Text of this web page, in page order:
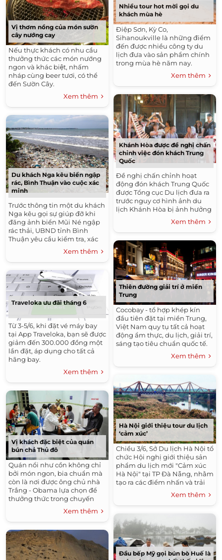
Vị thơm nồng của món sườn
cây nướng cay
Nếu thực khách có nhu cầu
thưởng thức các món nướng
ngon và khác biệt, nhấm
nháp cùng beer tươi, có thể
đến Sườn Cây.
Xem thêm
Du khách Nga kêu biển ngập
rác, Bình Thuận vào cuộc xác
minh
Trước thông tin một du khách
Nga kêu gọi sự giúp đỡ khi
đăng ảnh biển Mũi Né ngập
rác thải, UBND tỉnh Bình
Thuận yêu cầu kiểm tra, xác
minh, nếu có phải khẩn
Xem thêm
Traveloka ưu đãi tháng 6
Từ 3-5/6, khi đặt vé máy bay
tại App Traveloka, bạn sẽ được
giảm đến 300.000 đồng một
lần đặt, áp dụng cho tất cả
hãng bay.
Xem thêm
Vị khách đặc biệt của quán
bún chả Thủ đô
Quán nổi như cồn không chỉ
bởi món ngon, bia chuẩn mà
còn là nơi được ông chủ nhà
Trắng - Obama lựa chọn để
thưởng thức trong chuyến
công du Việt Nam mới đây.
Xem thêm
Nhiều tour hot mời gọi du
khách mùa hè
Điệp Sơn, Kỳ Co,
Sihanoukville là những điểm
đến được nhiều công ty du
lịch đưa vào sản phẩm chính
trong mùa hè năm nay.
Xem thêm
Khánh Hòa được đề nghị chấn
chỉnh việc đón khách Trung
Quốc
Đề nghị chấn chỉnh hoạt
động đón khách Trung Quốc
được Tổng cục Du lịch đưa ra
trước nguy cơ hình ảnh du
lịch Khánh Hòa bị ảnh hưởng
Xem thêm
Thiên đường giải trí ở miền
Trung
Cocobay - tổ hợp khép kín
đầu tiên đặt tại miền Trung,
Việt Nam quy tụ tất cả hoạt
động ẩm thực, du lịch, giải trí,
sáng tạo tiêu chuẩn quốc tế.
Xem thêm
Hà Nội giới thiệu tour du lịch
‘cảm xúc’
Chiều 3/6, Sở Du lịch Hà Nội tổ
chức Hội nghị giới thiệu sản
phẩm du lịch mới "Cảm xúc
Hà Nội" tại TP Đà Nẵng, nhằm
tạo ra các điểm nhấn và trải
nghiệm mới mẻ về một Thủ
đô ngàn năm văn hiến đối với
du khách.
Xem thêm
Đầu bếp Mỹ gọi bún bò Huế là